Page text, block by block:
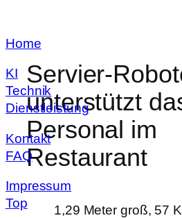
Inhalt
springen
Home
KI
Technik
Dienstleistung
Kontakt
FAQ
Impressum
Top
Servier-
unterstützt
Personal im
Restaurant
1,29 Meter groß, 57